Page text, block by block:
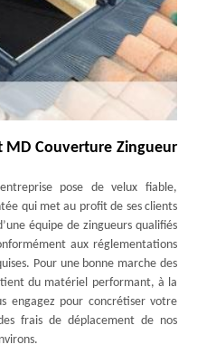
MD Couverture Zingueur
pose de velux fiable,
qui met au profit de ses clients
équipe de zingueurs qualifiés
aux réglementations
Pour une bonne marche des
du matériel performant, à la
engagez pour concrétiser votre
frais de déplacement de nos